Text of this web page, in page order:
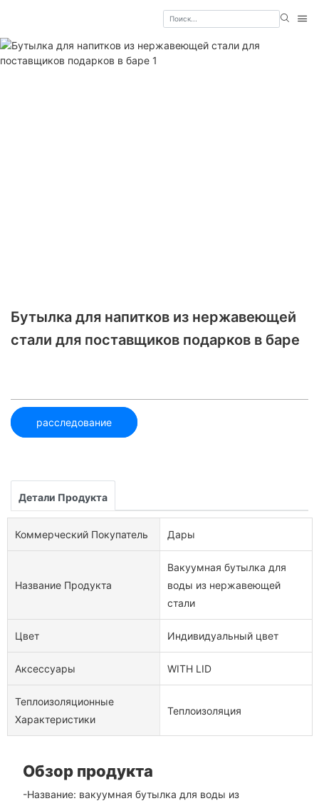
Бутылка для напитков из нержавеющей
стали для поставщиков подарков в баре
расследование
Детали Продукта
Коммерческий Покупатель Дары
Название Продукта
Вакуумная бутылка для
воды из нержавеющей
стали
Цвет Индивидуальный цвет
Аксессуары WITH LID
Теплоизоляционные
Характеристики
Теплоизоляция
Обзор продукта
-Название: вакуумная бутылка для воды из